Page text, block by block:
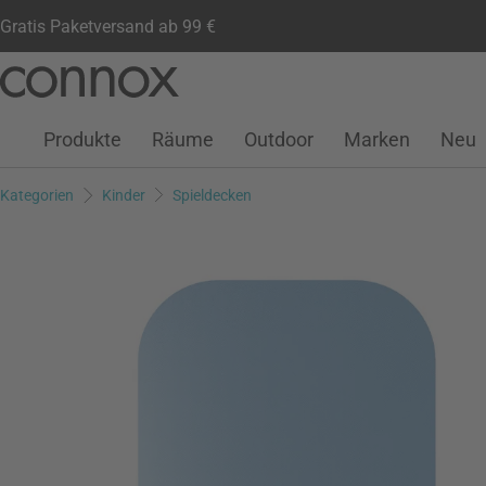
Gratis Paketversand ab 99 €
Seiteninhalt
Suchfeld
Kundenkonto
Wunschliste
Warenkorb
Produkte Räume Outdoor Marken Neu
Kategorien Kinder Spieldecken